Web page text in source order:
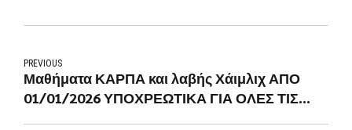
PREVIOUS
Μαθήματα ΚΑΡΠΑ και λαβής Χάιμλιχ ΑΠΟ
01/01/2026 ΥΠΟΧΡΕΩΤΙΚΑ ΓΙΑ ΟΛΕΣ ΤΙΣ